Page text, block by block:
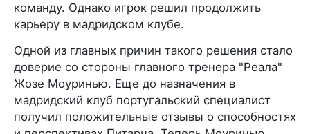
команду. Однако игрок решил продолжить
карьеру в мадридском клубе.
Одной из главных причин такого решения стало
доверие со стороны главного тренера "Реала"
Жозе Моуринью. Еще до назначения в
мадридский клуб португальский специалист
получил положительные отзывы о способностях